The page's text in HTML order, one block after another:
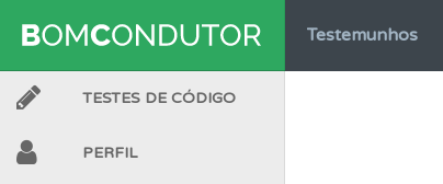
Testemunhos
TESTES DE CÓDIGO
PERFIL